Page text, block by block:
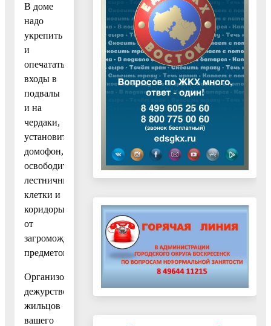
В доме
надо
укрепить
и
опечатать
входы в
подвалы
и на
чердаки,
установить
домофон,
освободить
лестничные
клетки и
коридоры
от
загромождающих
предметов.
Организовать
дежурство
жильцов
вашего